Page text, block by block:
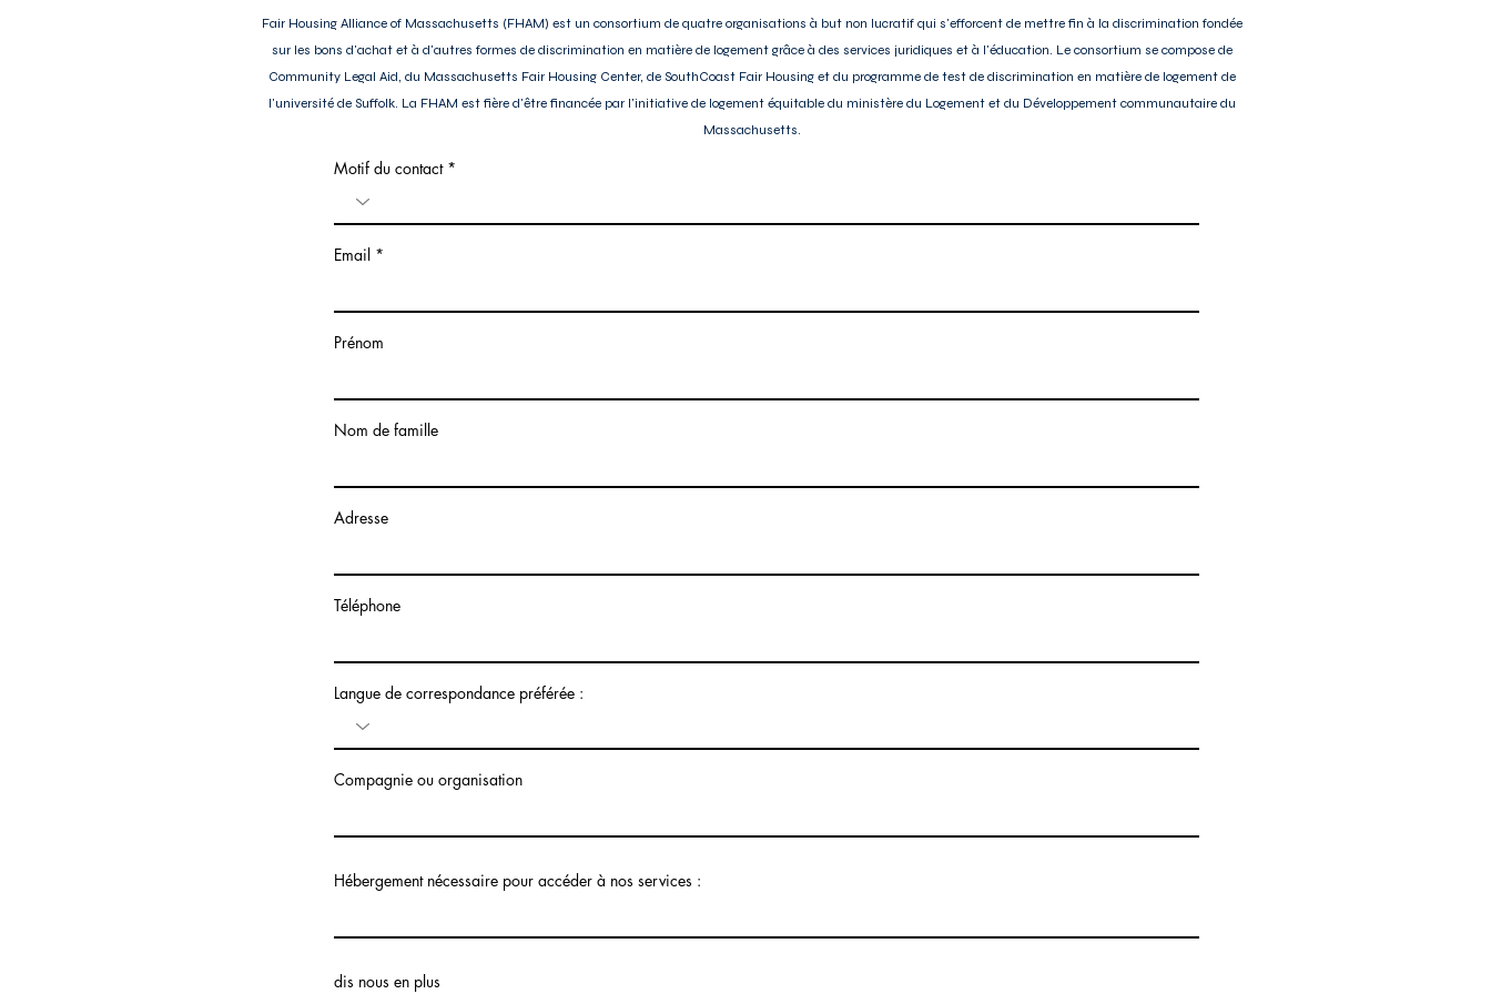
Fair Housing Alliance of Massachusetts (FHAM) est un consortium de quatre organisations à but non lucratif qui s'efforcent de mettre fin à la discrimination fondée
sur les bons d'achat et à d'autres formes de discrimination en matière de logement grâce à des services juridiques et à l'éducation. Le consortium se compose de
Community Legal Aid, du Massachusetts Fair Housing Center, de SouthCoast Fair Housing et du programme de test de discrimination en matière de logement de
l'université de Suffolk. La FHAM est fière d'être financée par l'initiative de logement équitable du ministère du Logement et du Développement communautaire du
Massachusetts.
Motif du contact
Email
Prénom
Nom de famille
Adresse
Téléphone
Langue de correspondance préférée :
Compagnie ou organisation
Hébergement nécessaire pour accéder à nos services :
dis nous en plus